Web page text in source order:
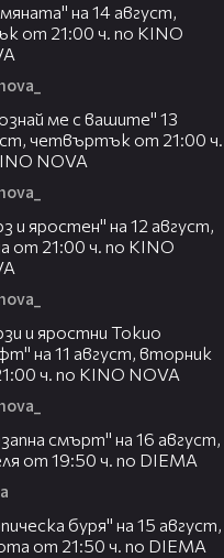
на 14 август,
от 21:00 ч. по KINO
ме с вашите" 13
четвъртък от 21:00 ч.
NOVA
и яростен" на 12 август,
от 21:00 ч. по KINO
и яростни Токио
на 11 август, вторник
ч. по KINO NOVA
смърт" на 16 август,
от 19:50 ч. по DIEMA
буря" на 15 август,
от 21:50 ч. по DIEMA